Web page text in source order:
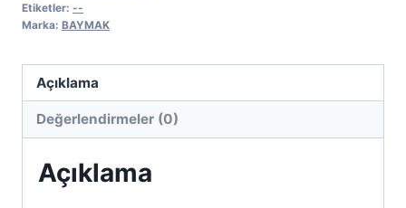
Etiketler: --
Marka: BAYMAK
Açıklama
Değerlendirmeler (0)
Açıklama